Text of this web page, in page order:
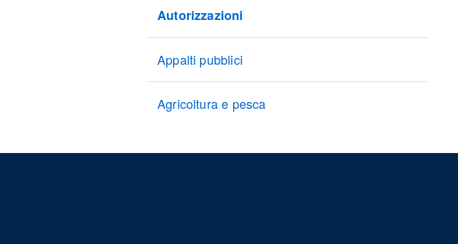
Autorizzazioni
Appalti pubblici
Agricoltura e pesca